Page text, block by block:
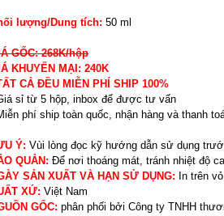
lượng/Dung tích: 50 ml
GỐC: 268K/hộp
KHUYẾN MẠI: 240K
CẢ ĐỀU MIỄN PHÍ SHIP 100%
sỉ từ 5 hộp, inbox để được tư vấn
phí ship toàn quốc, nhận hàng và thanh
Ý: Vùi lòng đọc kỹ hướng dẫn sử dụng
QUẢN: Để nơi thoáng mát, tránh nhiệt độ
SẢN XUẤT VÀ HẠN SỬ DỤNG: In trên
XỨ: Việt Nam
GỐC: phân phối bởi Công ty TNHH